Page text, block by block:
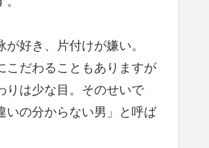
が好き、片付けが嫌い。
こだわることもありますが
りは少な目。そのせいで
いの分からない男」と呼ば